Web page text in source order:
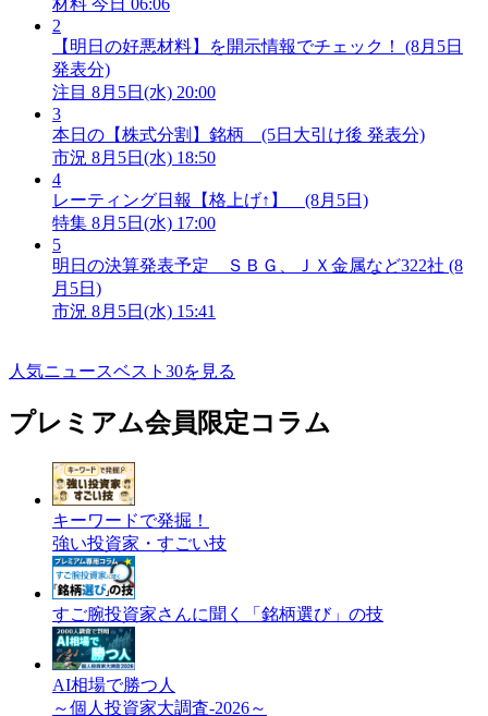
材料 今日 06:06
2
【明日の好悪材料】を開示情報でチェック！ (8月5日
発表分)
注目 8月5日(水) 20:00
3
本日の【株式分割】銘柄 (5日大引け後 発表分)
市況 8月5日(水) 18:50
4
レーティング日報【格上げ↑】 (8月5日)
特集 8月5日(水) 17:00
5
明日の決算発表予定 ＳＢＧ、ＪＸ金属など322社 (8
月5日)
市況 8月5日(水) 15:41
人気ニュースベスト30を見る
プレミアム会員限定コラム
キーワードで発掘！
強い投資家・すごい技
すご腕投資家さんに聞く「銘柄選び」の技
AI相場で勝つ人
～個人投資家大調査-2026～